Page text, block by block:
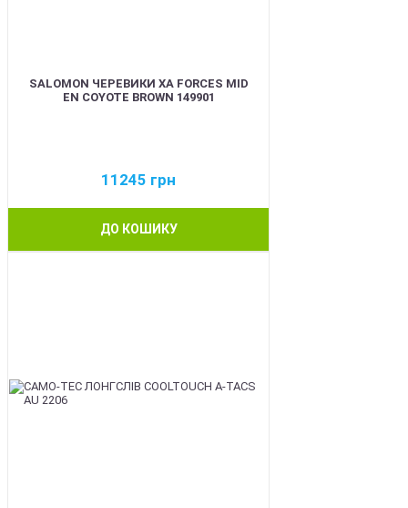
SALOMON ЧЕРЕВИКИ XA FORCES MID
EN COYOTE BROWN 149901
11245 грн
ДО КОШИКУ